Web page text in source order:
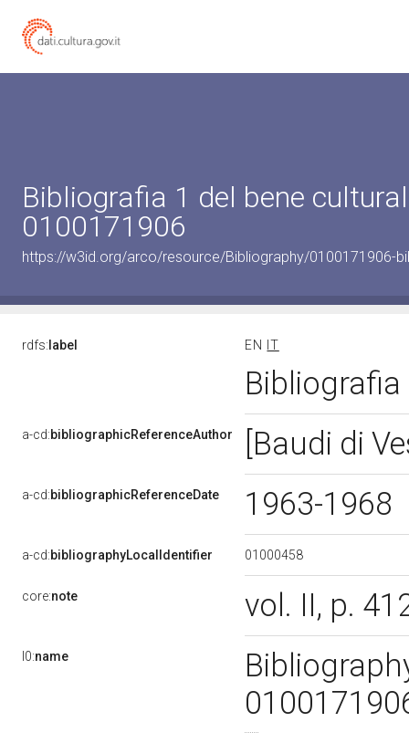
Bibliografia 1 del bene
0100171906
https://w3id.org/arco/resource/Bibliography/0100171906-
rdfs: label EN IT
a-cd:bibliographicReferenceAuthor [Baudi di
a-cd:bibliographicReferenceDate 1963-1968
a-cd:bibliographyLocalIdentifier 01000458
core:note vol. II, p.
l0:name